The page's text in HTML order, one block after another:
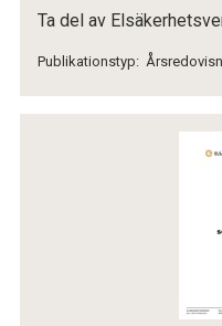
Ta del av
Publikationstyp: